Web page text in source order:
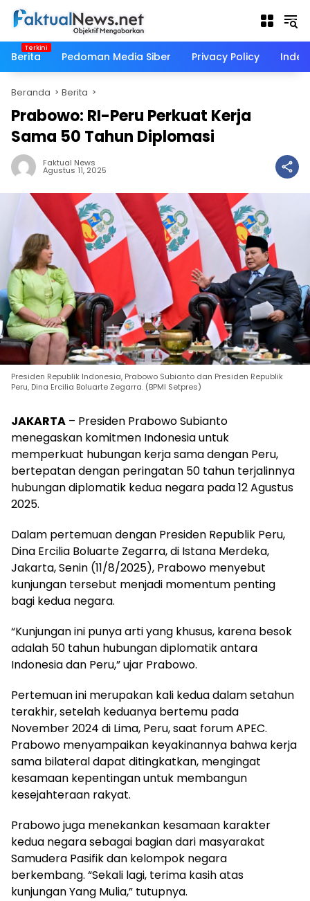
Langsung
Berita
Pedoman Media Siber Privacy Policy
Beranda Berita
Prabowo: RI-Peru Perkuat Kerja
Sama 50 Tahun Diplomasi
Faktual News
Agustus 11, 2025
Presiden Republik Indonesia, Prabowo Subianto dan Presiden Republik
Peru, Dina Ercilia Boluarte Zegarra. (BPMI Setpres)
JAKARTA – Presiden Prabowo Subianto
menegaskan komitmen Indonesia untuk
memperkuat hubungan kerja sama dengan Peru,
bertepatan dengan peringatan 50 tahun terjalinnya
hubungan diplomatik kedua negara pada 12 Agustus
2025.
Dalam pertemuan dengan Presiden Republik Peru,
Dina Ercilia Boluarte Zegarra, di Istana Merdeka,
Jakarta, Senin (11/8/2025), Prabowo menyebut
kunjungan tersebut menjadi momentum penting
bagi kedua negara.
“Kunjungan ini punya arti yang khusus, karena besok
adalah 50 tahun hubungan diplomatik antara
Indonesia dan Peru,” ujar Prabowo.
Pertemuan ini merupakan kali kedua dalam setahun
terakhir, setelah keduanya bertemu pada
November 2024 di Lima, Peru, saat forum APEC.
Prabowo menyampaikan keyakinannya bahwa kerja
sama bilateral dapat ditingkatkan, mengingat
kesamaan kepentingan untuk membangun
kesejahteraan rakyat.
Prabowo juga menekankan kesamaan karakter
kedua negara sebagai bagian dari masyarakat
Samudera Pasifik dan kelompok negara
berkembang. “Sekali lagi, terima kasih atas
kunjungan Yang Mulia,” tutupnya.